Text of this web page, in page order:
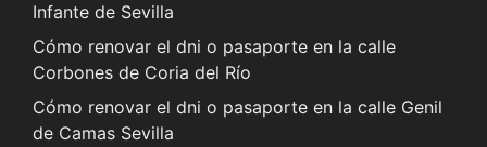
Infante de Sevilla
Cómo renovar el dni o pasaporte en la calle
Corbones de Coria del Río
Cómo renovar el dni o pasaporte en la calle Genil
de Camas Sevilla